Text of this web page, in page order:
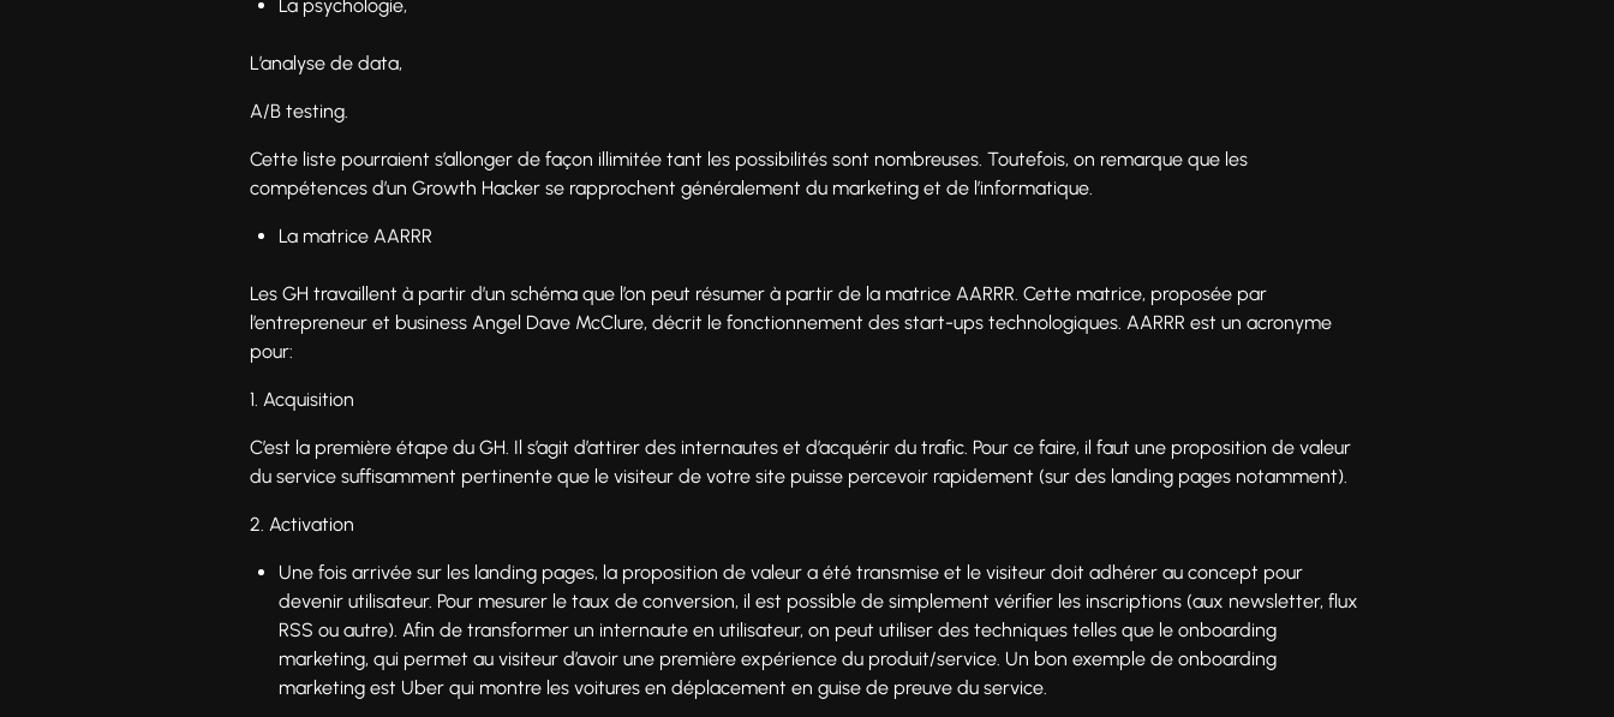
La psychologie,
L’analyse de data,
A/B testing.
Cette liste pourraient s’allonger de façon illimitée tant les possibilités sont nombreuses. Toutefois, on remarque que les
compétences d’un Growth Hacker se rapprochent généralement du marketing et de l’informatique.
La matrice AARRR
Les GH travaillent à partir d’un schéma que l’on peut résumer à partir de la matrice AARRR. Cette matrice, proposée par
l’entrepreneur et business Angel Dave McClure, décrit le fonctionnement des start-ups technologiques. AARRR est un acronyme
pour:
1. Acquisition
C’est la première étape du GH. Il s’agit d’attirer des internautes et d’acquérir du trafic. Pour ce faire, il faut une proposition de valeur
du service suffisamment pertinente que le visiteur de votre site puisse percevoir rapidement (sur des landing pages notamment).
2. Activation
Une fois arrivée sur les landing pages, la proposition de valeur a été transmise et le visiteur doit adhérer au concept pour
devenir utilisateur. Pour mesurer le taux de conversion, il est possible de simplement vérifier les inscriptions (aux newsletter, flux
RSS ou autre). Afin de transformer un internaute en utilisateur, on peut utiliser des techniques telles que le onboarding
marketing, qui permet au visiteur d’avoir une première expérience du produit/service. Un bon exemple de onboarding
marketing est Uber qui montre les voitures en déplacement en guise de preuve du service.